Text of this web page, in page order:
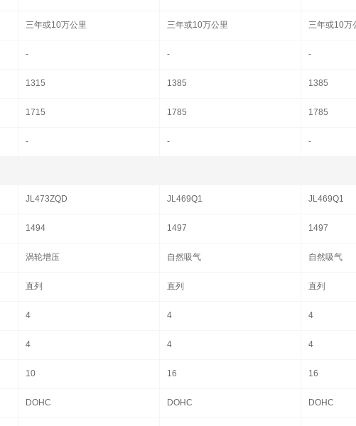
三年或10万公里 三年或10万公里 三年或10万
- - -
1315 1385 1385
1715 1785 1785
- - -
JL473ZQD JL469Q1 JL469Q1
1494 1497 1497
涡轮增压 自然吸气 自然吸气
直列 直列 直列
4 4 4
4 4 4
10 16 16
DOHC DOHC DOHC